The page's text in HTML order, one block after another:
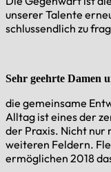
unserer Talente
schlussendlich zu
Sehr geehrte Damen
die gemeinsame
Alltag ist eines der
der Praxis. Nicht nur
weiteren Feldern.
ermöglichen 2018